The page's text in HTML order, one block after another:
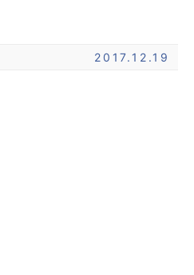
2017.12.19